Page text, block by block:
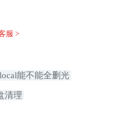
服 >
local能不能全删光
清理